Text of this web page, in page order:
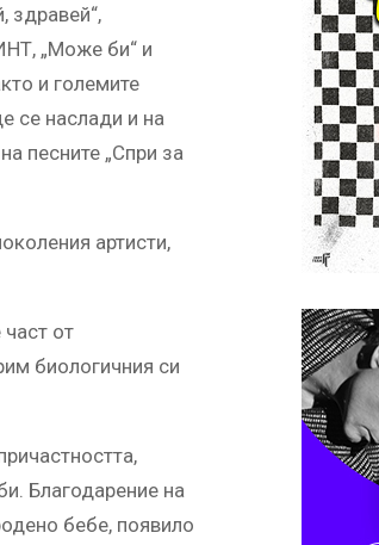
здравей“,
„Може би“ и
и големите
се наслади и на
песните „Спри за
артисти,
от
биологичния си
Благодарение на
бебе, появило